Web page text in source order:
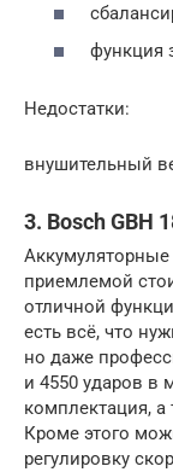
функция
Недостатки:
внушительный
3. Bosch GBH
приемлемой
отличной
есть всё, что
но даже
и 4550 ударов в
комплектация,
Кроме этого
регулировку